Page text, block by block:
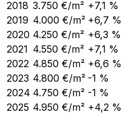
2018 3.750 €/m² +7,1 %
2019 4.000 €/m² +6,7 %
2020 4.250 €/m² +6,3 %
2021 4.550 €/m² +7,1 %
2022 4.850 €/m² +6,6 %
2023 4.800 €/m² -1 %
2024 4.750 €/m² -1 %
2025 4.950 €/m² +4,2 %